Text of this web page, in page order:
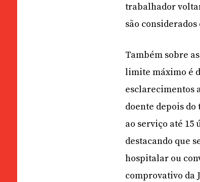
trabalhador
são
Também sobre
limite máximo é
esclarecimentos
doente depois
ao serviço até 15
destacando que
hospitalar ou
comprovativo da